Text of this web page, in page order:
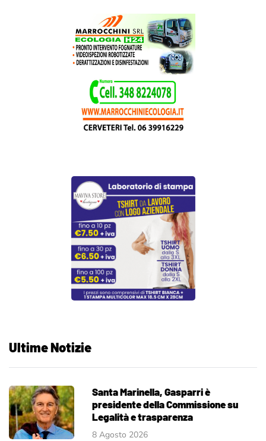
Ultime Notizie
Santa Marinella, Gasparri è
presidente della Commissione su
Legalità e trasparenza
8 Agosto 2026